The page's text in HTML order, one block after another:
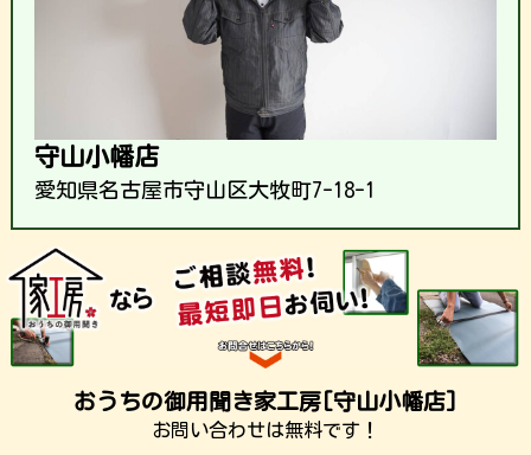
守山小幡店
愛知県名古屋市守山区大牧町7-18-1
おうちの御用聞き家工房[守山小幡店]
お問い合わせは無料です！